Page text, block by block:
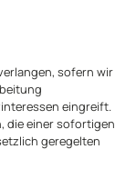
sofern wir
eingreift.
die einer sofortigen
geregelten